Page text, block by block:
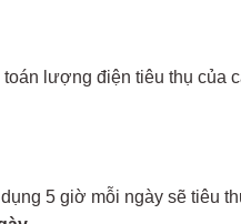
lượng điện tiêu thụ của
5 giờ mỗi ngày sẽ tiêu